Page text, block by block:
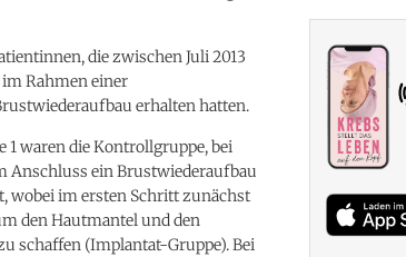
die zwischen Juli 2013
Rahmen einer
erhalten hatten.
1 waren die Kontrollgruppe, bei
Anschluss ein Brustwiederaufbau
wobei im ersten Schritt zunächst
den Hautmantel und den
schaffen (Implantat-Gruppe). Bei